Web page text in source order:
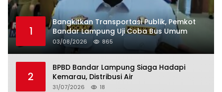
1
Bangkitkan Transportasi Publik, Pemkot
Bandar Lampung Uji Coba Bus Umum
03/08/2026 865
2
BPBD Bandar Lampung Siaga Hadapi
Kemarau, Distribusi Air
31/07/2026 18